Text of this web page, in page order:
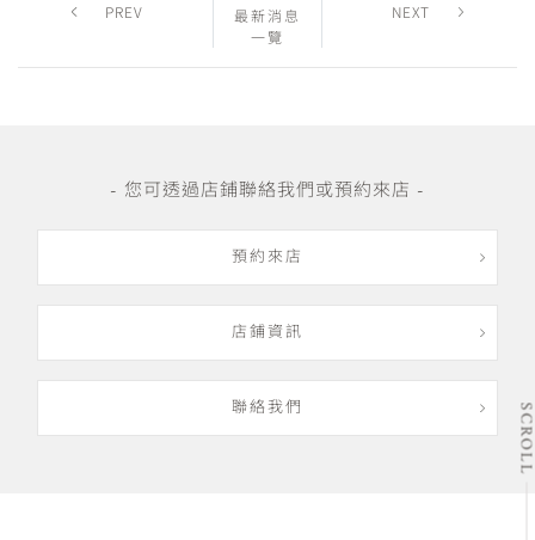
PREV
最新消息
一覽
NEXT
- 您可透過店鋪聯絡我們或預約來店 -
預約來店
店鋪資訊
聯絡我們